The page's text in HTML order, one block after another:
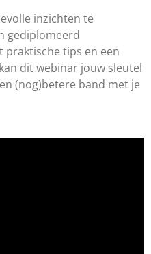
inzichten te
gediplomeerd
tips en een
dit webinar jouw sleutel
(nog)betere band met je